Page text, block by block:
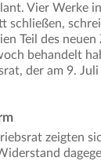
Vier Werke
schließen,
Teil des
behandelt
der am 9.
zeigten